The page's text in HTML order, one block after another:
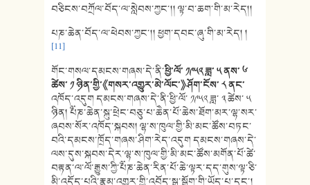
བཅིངས་བཀྲོལ་བོད་ལ་སླེབས་ཀྱང་།། ལྟ་བ་ཆག་གི་མ་རེད།།
པཎ་ཆེན་བོད་ལ་ཕེབས་ཀྱང་།། ཕྱག་དབང་ཞུ་གི་མ་རེད། །
[11]
གོང་གསལ་དམངས་གཞས་དེ་ནི་ཕྱི་ལོ་ ༡༩༥༢ ཟླ་ ༥ ནས་ ༦
ཚེས་ ༡ ཉིན་གྱི་《གསར་འགྱུར་མེ་ལོང་》ཤོག་ངོས་ ༨ ནང་
འཁོད་འདུག དམངས་གཞས་དེ་ནི་ཕྱི་ལོ་ ༡༩༥༢ ཟླ་ ༣ ཚེས་ ༥
ཉིན། ༸པཎ་ཆེན་སྐུ་ཕྲེང་བཅུ་པ་ཆཻན་པོ་ཆེས་ཐོག་མར་ལྷ་སར་
ཞབས་སོར་འཁོད་སྐབས། ལྷ་ས་ཁུལ་གྱི་མི་མང་ཚོས་བཏང་
བའི་དམངས་ཁྲོད་གཞས་ཤིག་རེད་འདུག དམངས་གཞས་དེ་
ལས་དུས་སྐབས་དེར་ལྷ་ས་ཁུལ་གྱི་མི་མང་ཚོས་མགོན་པོ་ཚེ་
བརྟན་ལ་ལོ་རྒྱུས་ཀྱི་༸པཎ་ཆེན་རིན་པོ་ཆེ་ལྟར་དད་གུས་ལྟ་ཅི་
མི་འདོད་པའི་རྣམ་འགྱུར་གྱི་འབོད་སྒྲ་སྒྲོག་གི་ཡོད་པ་དང་།